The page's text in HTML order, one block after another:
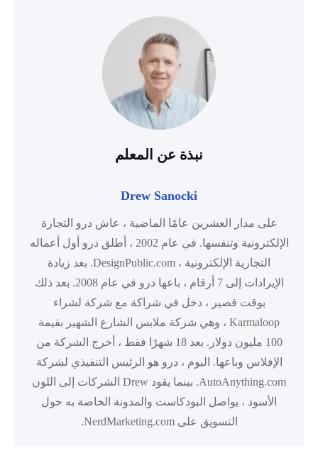
نبذة عن المعلم
Drew Sanocki
على مدار العشرين عامًا الماضية ، عاش درو التجارة
الإلكترونية وتنفسها. في عام 2002 ، أطلق درو أول أعماله
التجارية الإلكترونية ، DesignPublic.com. بعد زيادة
الإيرادات إلى 7 أرقام ، باعها درو في عام 2008. بعد ذلك
بوقت قصير ، دخل في شراكة مع شركة لشراء
Karmaloop ، وهي شركة ملابس الشارع الشهير بقيمة
100 مليون دولار. بعد 18 شهرًا فقط ، أخرج الشركة من
الإفلاس وباعها. اليوم ، درو هو الرئيس التنفيذي لشركة
AutoAnything.com. بينما يقود Drew الشركات إلى اللون
الأسود ، يواصل البودكاست والمدونة الخاصة به حول
التسويق على NerdMarketing.com.